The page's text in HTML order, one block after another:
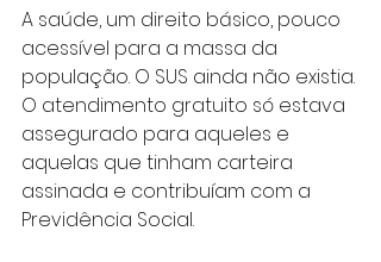
A saúde, um direito básico, pouco
acessível para a massa da
população. O SUS ainda não existia.
O atendimento gratuito só estava
assegurado para aqueles e
aquelas que tinham carteira
assinada e contribuíam com a
Previdência Social.